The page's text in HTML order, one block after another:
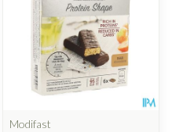
Modifast